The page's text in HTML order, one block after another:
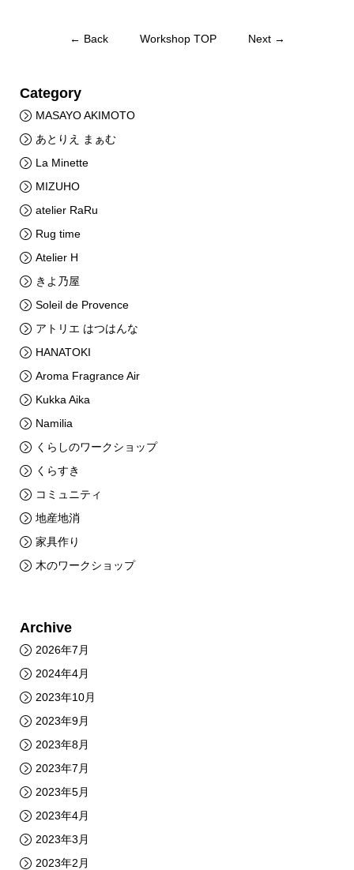
← Back Workshop TOP Next →
Category
MASAYO AKIMOTO
あとりえ まぁむ
La Minette
MIZUHO
atelier RaRu
Rug time
Atelier H
きよ乃屋
Soleil de Provence
アトリエ はつはんな
HANATOKI
Aroma Fragrance Air
Kukka Aika
Namilia
くらしのワークショップ
くらすき
コミュニティ
地産地消
家具作り
木のワークショップ
Archive
2026年7月
2024年4月
2023年10月
2023年9月
2023年8月
2023年7月
2023年5月
2023年4月
2023年3月
2023年2月